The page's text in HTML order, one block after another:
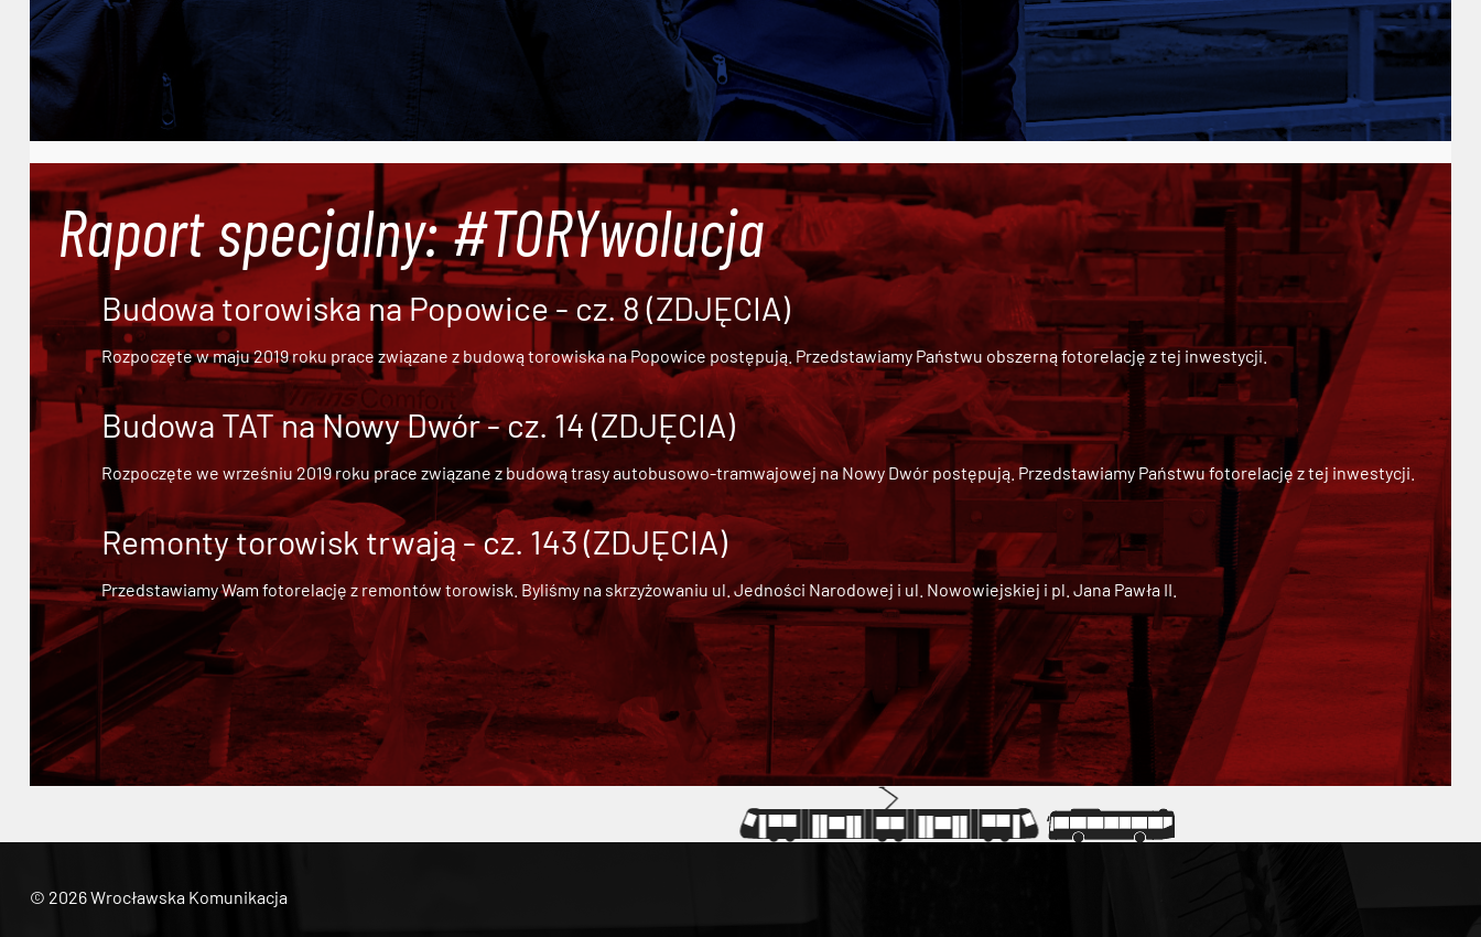
Raport specjalny: #TORYwolucja
Budowa torowiska na Popowice - cz. 8 (ZDJĘCIA)
Rozpoczęte w maju 2019 roku prace związane z budową torowiska na Popowice postępują. Przedstawiamy Państwu obszerną fotorelację z tej inwestycji.
Budowa TAT na Nowy Dwór - cz. 14 (ZDJĘCIA)
Rozpoczęte we wrześniu 2019 roku prace związane zbudową trasy autobusowo-tramwajowej na Nowy Dwórpostępują. Przedstawiamy Państwu fotorelację z tej inwestycji.
Remonty torowisk trwają - cz. 143 (ZDJĘCIA)
Przedstawiamy Wam fotorelację z remontów torowisk. Byliśmy na skrzyżowaniu ul. Jedności Narodowej i ul. Nowowiejskiej i pl. Jana Pawła II.
© 2026 Wrocławska Komunikacja